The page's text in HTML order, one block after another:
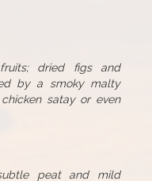
dried figs and
by a smoky malty
satay or even
peat and mild